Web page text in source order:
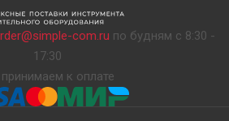
com.ru по будням с 8:30 -
17:30
к оплате